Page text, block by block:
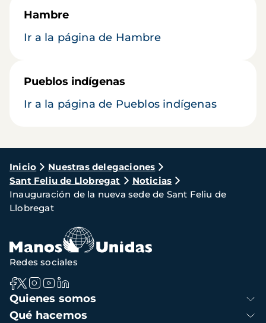
Hambre
Ir a la página de Hambre
Pueblos indígenas
Ir a la página de Pueblos indígenas
Ruta
de
navegación
Inicio
Nuestras delegaciones
Sant Feliu de Llobregat
Noticias
Inauguración de la nueva sede de Sant Feliu de
Llobregat
Navegación
principal
Quienes somos
Qué hacemos
Redes sociales